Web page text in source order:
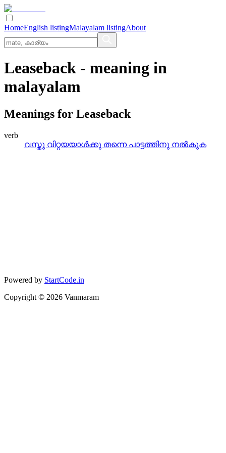
HomeEnglish listingMalayalam listingAbout
Leaseback - meaning in
malayalam
Meanings for Leaseback
verb
വസ്തു വിറ്റയയാള്‍ക്കു തന്നെ പാട്ടത്തിനു നല്‍കുക
Powered by StartCode.in
Copyright © 2026 Vanmaram